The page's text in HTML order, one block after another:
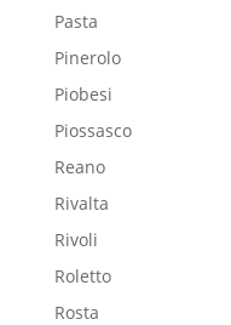
Pasta
Pinerolo
Piobesi
Piossasco
Reano
Rivalta
Rivoli
Roletto
Rosta